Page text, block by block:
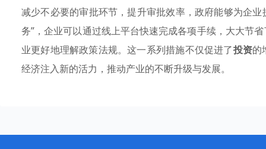
减少不必要的审批环节，提升审批效率，政府能够为企
务”，企业可以通过线上平台快速完成各项手续，大大节
业更好地理解政策法规。这一系列措施不仅促进了投资的
经济注入新的活力，推动产业的不断升级与发展。